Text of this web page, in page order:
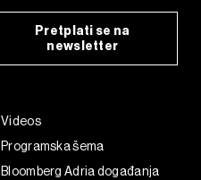
Pretplati se na
newsletter
Videos
Programska šema
Bloomberg Adria događanja